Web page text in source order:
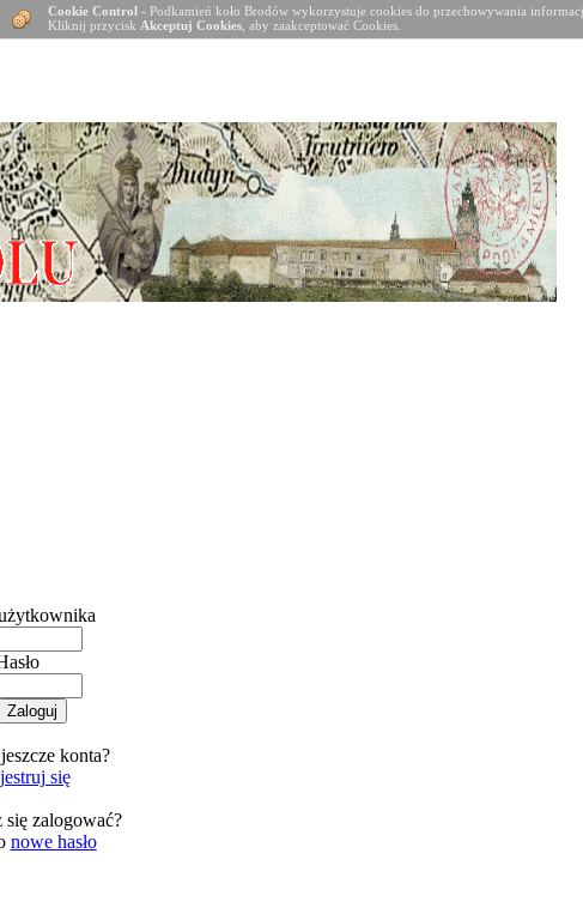
konta?
się
się zalogować?
nowe hasło
Cookie Control - Podkamień koło Brodów wykorzystuje cookies do przechowywania
Kliknij przycisk Akceptuj Cookies , aby zaakceptować Cookies.